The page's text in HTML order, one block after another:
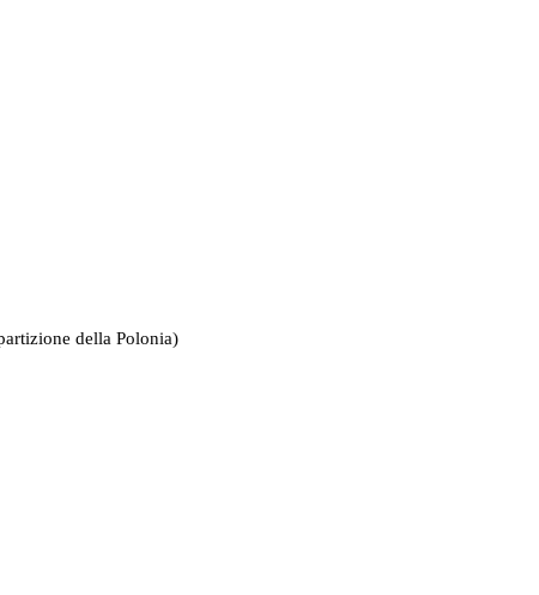
della Polonia)